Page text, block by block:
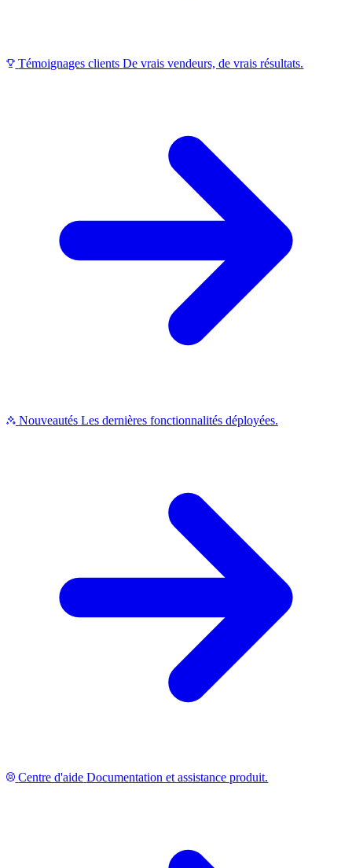
Témoignages clients De vrais vendeurs, de vrais résultats.
Nouveautés Les dernières fonctionnalités déployées.
Centre d'aide Documentation et assistance produit.